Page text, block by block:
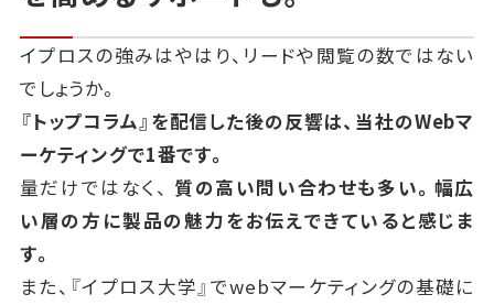
イプロスの強みはやはり、リードや閲覧の数ではない
でしょうか。
『トップコラム』を配信した後の反響は、当社のWebマ
ーケティングで1番です。
量だけではなく、 質の高い問い合わせも多い。幅広
い層の方に製品の魅力をお伝えできていると感じま
す。
また、『イプロス大学』でwebマーケティングの基礎に